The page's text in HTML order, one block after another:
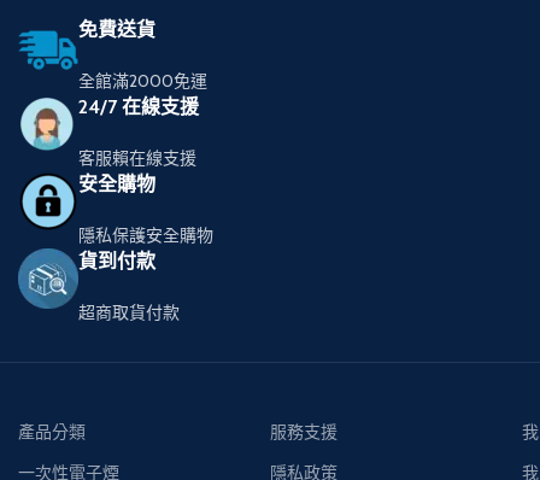
免費送貨
全館滿2000免運
24/7 在線支援
客服賴在線支援
安全購物
隱私保護安全購物
貨到付款
超商取貨付款
產品分類
一次性電子煙
服務支援
隱私政策